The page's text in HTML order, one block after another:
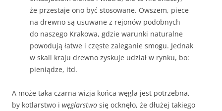
że przestaje ono być stosowane. Owszem, piece
na drewno są usuwane z rejonów podobnych
do naszego Krakowa, gdzie warunki naturalne
powodują łatwe i częste zaleganie smogu. Jednak
w skali kraju drewno zyskuje udział w rynku, bo:
pieniądze, itd.
A może taka czarna wizja końca węgla jest potrzebna,
by kotlarstwo i węglarstwo się ocknęło, że dłużej takiego